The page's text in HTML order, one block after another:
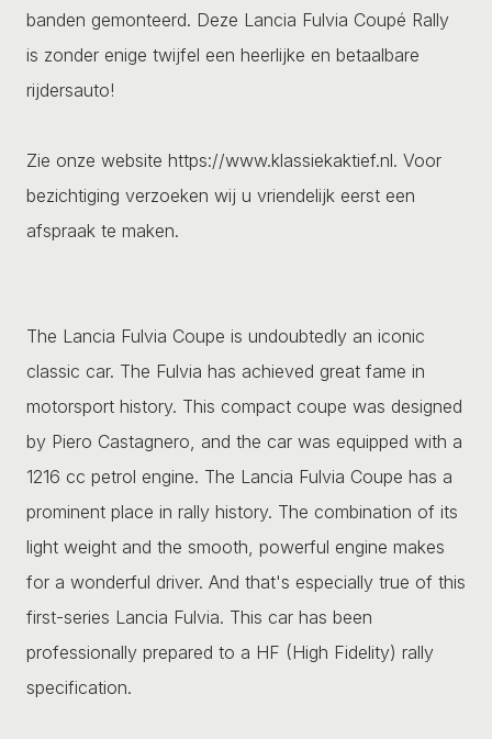
banden gemonteerd. Deze Lancia Fulvia Coupé Rally
is zonder enige twijfel een heerlijke en betaalbare
rijdersauto!
Zie onze website https://www.klassiekaktief.nl. Voor
bezichtiging verzoeken wij u vriendelijk eerst een
afspraak te maken.
The Lancia Fulvia Coupe is undoubtedly an iconic
classic car. The Fulvia has achieved great fame in
motorsport history. This compact coupe was designed
by Piero Castagnero, and the car was equipped with a
1216 cc petrol engine. The Lancia Fulvia Coupe has a
prominent place in rally history. The combination of its
light weight and the smooth, powerful engine makes
for a wonderful driver. And that's especially true of this
first-series Lancia Fulvia. This car has been
professionally prepared to a HF (High Fidelity) rally
specification.